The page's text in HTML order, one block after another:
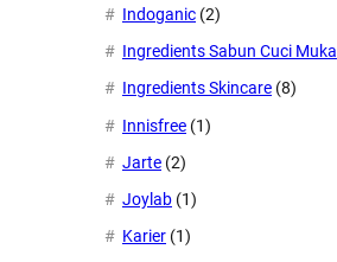
Indoganic (2)
Ingredients Sabun Cuci Muka
Ingredients Skincare (8)
Innisfree (1)
Jarte (2)
Joylab (1)
Karier (1)